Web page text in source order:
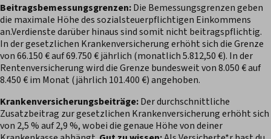
Beitragsbemessungsgrenzen:Die Bemessungsgrenzen geben
die maximale Höhe des sozialsteuerpflichtigen Einkommens
an.Verdienste darüber hinaus sind somit nicht beitragspflichtig.
In der gesetzlichen Krankenversicherung erhöht sich die Grenze
von 66.150 € auf 69.750 € jährlich (monatlich 5.812,50 €). In der
Rentenversicherung wird die Grenze bundesweit von 8.050 € auf
8.450 € im Monat (jährlich 101.400 €) angehoben.
Krankenversicherungsbeiträge:Der durchschnittliche
Zusatzbeitrag zur gesetzlichen Krankenversicherung erhöht sich
von 2,5 % auf 2,9 %, wobei die genaue Höhe von deiner